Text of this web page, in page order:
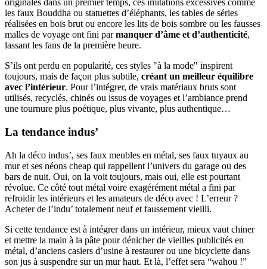
originales dans un premier temps, ces imitations excessives comme
les faux Bouddha ou statuettes d’éléphants, les tables de séries
réalisées en bois brut ou encore les lits de bois sombre ou les fausses
malles de voyage ont fini parmanquer d’âme et d’authenticité,
lassant les fans de la première heure.
S’ils ont perdu en popularité, ces styles "à la mode" inspirent
toujours, mais de façon plus subtile, créant un meilleur équilibre
avec l’intérieur. Pour l’intégrer, de vrais matériaux bruts sont
utilisés, recyclés, chinés ou issus de voyages et l’ambiance prend
une tournure plus poétique, plus vivante, plus authentique…
La tendance indus’
Ah la déco indus’, ses faux meubles en métal, ses faux tuyaux au
mur et ses néons cheap qui rappellent l’univers du garage ou des
bars de nuit. Oui, on la voit toujours, mais oui, elle est pourtant
révolue. Ce côté tout métal voire exagérément métal a fini par
refroidir les intérieurs et les amateurs de déco avec ! L’erreur ?
Acheter de l’indu’ totalement neuf et faussement vieilli.
Si cette tendance est à intégrer dans un intérieur, mieux vaut chiner
et mettre la main à la pâte pour dénicher de vieilles publicités en
métal, d’anciens casiers d’usine à restaurer ou une bicyclette dans
son jus à suspendre sur un mur haut. Et là, l’effet sera “wahou !”